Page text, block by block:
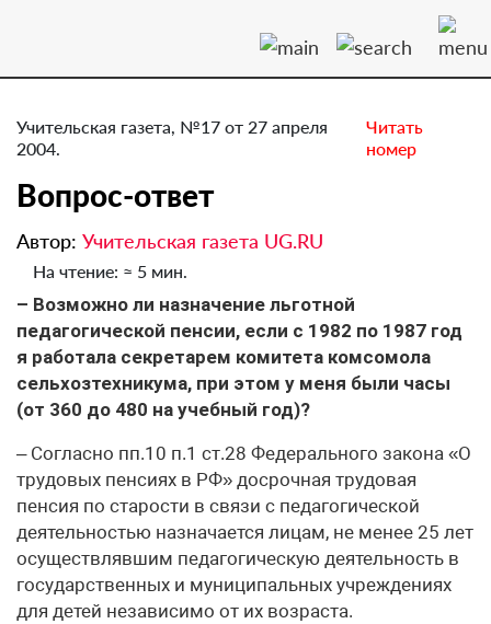
Учительская газета, №17 от 27 апреля
2004.
Читать
номер
Вопрос-ответ
Автор: Учительская газета UG.RU
На чтение: ≈ 5 мин.
– Возможно ли назначение льготной
педагогической пенсии, если с 1982 по 1987 год
я работала секретарем комитета комсомола
сельхозтехникума, при этом у меня были часы
(от 360 до 480 на учебный год)?
– Согласно пп.10 п.1 ст.28 Федерального закона «О
трудовых пенсиях в РФ» досрочная трудовая
пенсия по старости в связи с педагогической
деятельностью назначается лицам, не менее 25 лет
осуществлявшим педагогическую деятельность в
государственных и муниципальных учреждениях
для детей независимо от их возраста.